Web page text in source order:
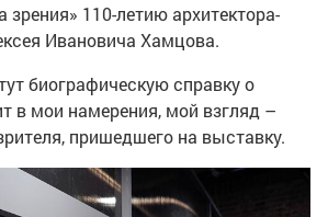
зрения» 110-летию архитектора-
Ивановича Хамцова.
биографическую справку о
в мои намерения, мой взгляд –
пришедшего на выставку.